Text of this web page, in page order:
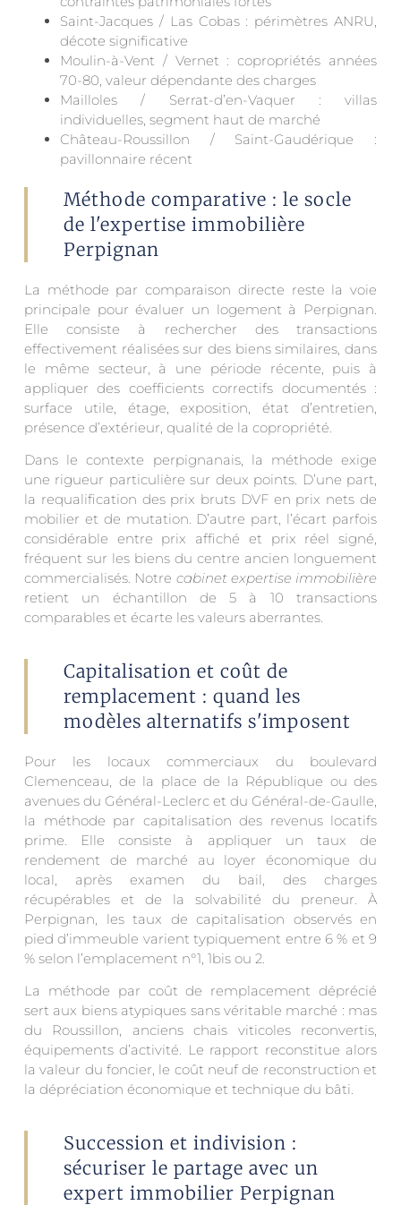
Saint-Jacques / Las Cobas : périmètres ANRU,
décote significative
Moulin-à-Vent / Vernet : copropriétés années
70-80, valeur dépendante des charges
Mailloles / Serrat-d’en-Vaquer : villas
individuelles, segment haut de marché
Château-Roussillon / Saint-Gaudérique :
pavillonnaire récent
Méthode comparative : le socle
de l'expertise immobilière
Perpignan
La méthode par comparaison directe reste la voie
principale pour évaluer un logement à Perpignan.
Elle consiste à rechercher des transactions
effectivement réalisées sur des biens similaires, dans
le même secteur, à une période récente, puis à
appliquer des coefficients correctifs documentés :
surface utile, étage, exposition, état d’entretien,
présence d’extérieur, qualité de la copropriété.
Dans le contexte perpignanais, la méthode exige
une rigueur particulière sur deux points. D’une part,
la requalification des prix bruts DVF en prix nets de
mobilier et de mutation. D’autre part, l’écart parfois
considérable entre prix affiché et prix réel signé,
fréquent sur les biens du centre ancien longuement
commercialisés. Notre cabinet expertise immobilière
retient un échantillon de 5 à 10 transactions
comparables et écarte les valeurs aberrantes.
Capitalisation et coût de
remplacement : quand les
modèles alternatifs s'imposent
Pour les locaux commerciaux du boulevard
Clemenceau, de la place de la République ou des
avenues du Général-Leclerc et du Général-de-Gaulle,
la méthode par capitalisation des revenus locatifs
prime. Elle consiste à appliquer un taux de
rendement de marché au loyer économique du
local, après examen du bail, des charges
récupérables et de la solvabilité du preneur. À
Perpignan, les taux de capitalisation observés en
pied d’immeuble varient typiquement entre 6 % et 9
% selon l’emplacement n°1, 1bis ou 2.
La méthode par coût de remplacement déprécié
sert aux biens atypiques sans véritable marché : mas
du Roussillon, anciens chais viticoles reconvertis,
équipements d’activité. Le rapport reconstitue alors
la valeur du foncier, le coût neuf de reconstruction et
la dépréciation économique et technique du bâti.
Succession et indivision :
sécuriser le partage avec un
expert immobilier Perpignan